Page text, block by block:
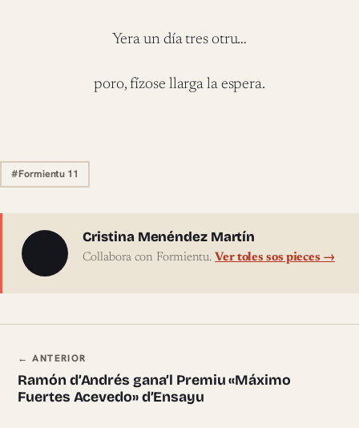
Yera un día tres otru…
poro, fízose llarga la espera.
#Formientu 11
Sobre l'autor
Cristina Menéndez Martín
Collabora con Formientu. Ver toles sos pieces →
Navegación ente pieces
← ANTERIOR
Ramón d’Andrés gana’l Premiu «Máximo
Fuertes Acevedo» d’Ensayu